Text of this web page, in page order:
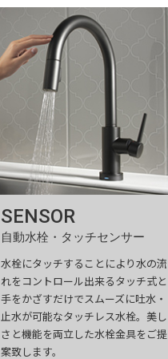
SENSOR
自動水栓・タッチセンサー
水栓にタッチすることにより水の流
れをコントロール出来るタッチ式と
手をかざすだけでスムーズに吐水・
止水が可能なタッチレス水栓。美し
さと機能を両立した水栓金具をご提
案致します。